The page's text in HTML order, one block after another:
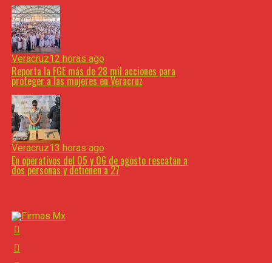
Veracruz12 horas ago
Reporta la FGE más de 28 mil acciones para
proteger a las mujeres en Veracruz
Veracruz13 horas ago
En operativos del 05 y 06 de agosto rescatan a
dos personas y detienen a 27